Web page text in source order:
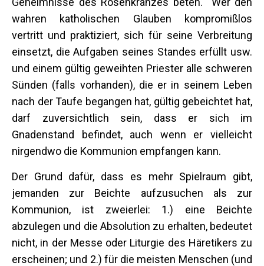
wahren katholischen Glauben kompromißlos
vertritt und praktiziert, sich für seine Verbreitung
einsetzt, die Aufgaben seines Standes erfüllt usw.
und einem gültig geweihten Priester alle schweren
Sünden (falls vorhanden), die er in seinem Leben
nach der Taufe begangen hat, gültig gebeichtet hat,
darf zuversichtlich sein, dass er sich im
Gnadenstand befindet, auch wenn er vielleicht
nirgendwo die Kommunion empfangen kann.
Der Grund dafür, dass es mehr Spielraum gibt,
jemanden zur Beichte aufzusuchen als zur
Kommunion, ist zweierlei: 1.) eine Beichte
abzulegen und die Absolution zu erhalten, bedeutet
nicht, in der Messe oder Liturgie des Häretikers zu
erscheinen; und 2.) für die meisten Menschen (und